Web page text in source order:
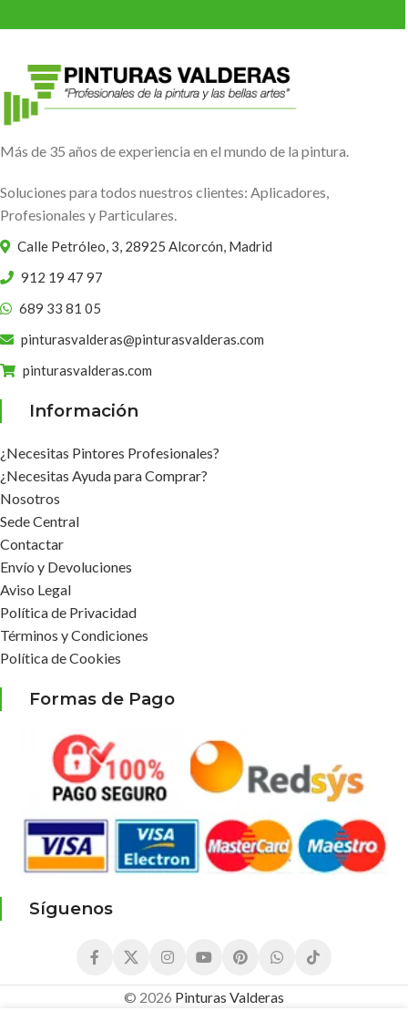
Más de 35 años de experiencia en el mundo de la pintura.
Soluciones para todos nuestros clientes: Aplicadores,
Profesionales y Particulares.
Calle Petróleo, 3, 28925 Alcorcón, Madrid
912 19 47 97
689 33 81 05
pinturasvalderas@pinturasvalderas.com
pinturasvalderas.com
Información
¿Necesitas Pintores Profesionales?
¿Necesitas Ayuda para Comprar?
Nosotros
Sede Central
Contactar
Envío y Devoluciones
Aviso Legal
Política de Privacidad
Términos y Condiciones
Política de Cookies
Formas de Pago
Síguenos
© 2026 Pinturas Valderas
3,30€